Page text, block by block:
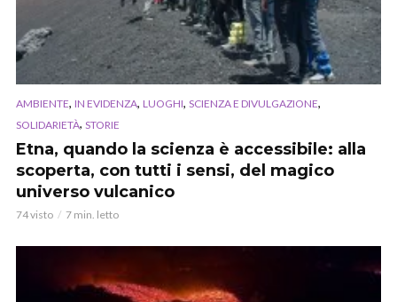
AMBIENTE, IN EVIDENZA, LUOGHI, SCIENZA E DIVULGAZIONE,
SOLIDARIETÀ, STORIE
Etna, quando la scienza è accessibile: alla
scoperta, con tutti i sensi, del magico
universo vulcanico
74 visto 7 min. letto